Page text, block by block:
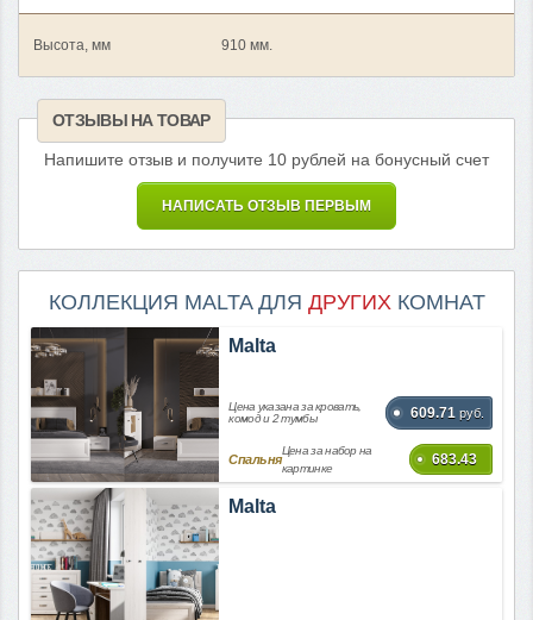
Высота, мм 910 мм.
ОТЗЫВЫ НА ТОВАР
Напишите отзыв и получите 10 рублей на бонусный счет
НАПИСАТЬ ОТЗЫВ ПЕРВЫМ
КОЛЛЕКЦИЯ MALTA ДЛЯ ДРУГИХКОМНАТ
Malta
Цена указана за кровать,
комод и 2 тумбы
609.71 руб.
Спальня
Цена за набор на
картинке
683.43
Malta